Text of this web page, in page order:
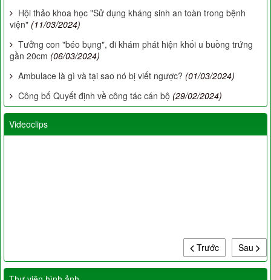
Hội thảo khoa học "Sử dụng kháng sinh an toàn trong bệnh
viện" (11/03/2024)
Tưởng con "béo bụng", đi khám phát hiện khối u buồng trứng
gần 20cm (06/03/2024)
Ambulace là gì và tại sao nó bị viết ngược? (01/03/2024)
Công bố Quyết định về công tác cán bộ (29/02/2024)
Videoclips
Sau
Trước